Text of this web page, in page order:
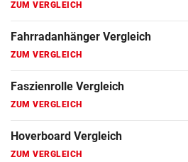
ZUM VERGLEICH
Fahrradanhänger Vergleich
ZUM VERGLEICH
Faszienrolle Vergleich
ZUM VERGLEICH
Hoverboard Vergleich
ZUM VERGLEICH